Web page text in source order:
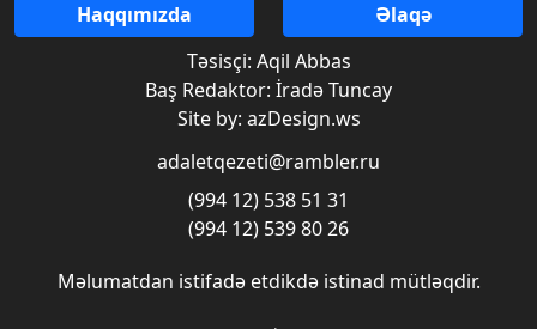
Haqqımızda
Əlaqə
Təsisçi: Aqil Abbas
Baş Redaktor: İradə Tuncay
Site by: azDesign.ws
adaletqezeti@rambler.ru
(994 12) 538 51 31
(994 12) 539 80 26
Məlumatdan istifadə etdikdə istinad mütləqdir.